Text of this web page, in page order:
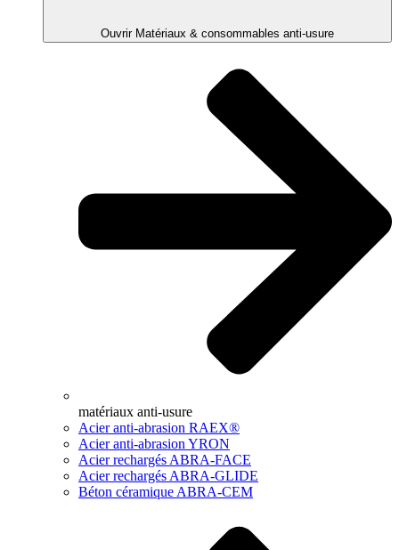
Ouvrir Matériaux & consommables anti-usure
matériaux anti-usure
Acier anti-abrasion RAEX®
Acier anti-abrasion YRON
Acier rechargés ABRA-FACE
Acier rechargés ABRA-GLIDE
Béton céramique ABRA-CEM